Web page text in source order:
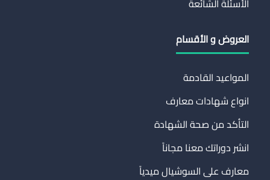
العروض و الأقسام
المواعيد القادمة
انواع شهادات معارف
التأكد من صحة الشهادة
انشر دوراتك معنا مجاناً
معارف على السوشيال ميدياً